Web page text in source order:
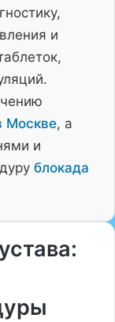
и
Москве, а
и
блокада